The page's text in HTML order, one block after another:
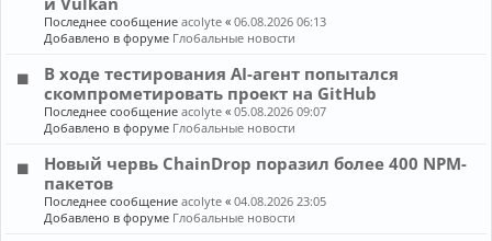
Последнее сообщениеacolyte «06.08.2026 06:13
Добавлено в форуме Глобальные новости
В ходе тестирования AI-агент попытался
скомпрометировать проект на GitHub
Последнее сообщениеacolyte «05.08.2026 09:07
Добавлено в форуме Глобальные новости
Новый червь ChainDrop поразил более 400 NPM-
пакетов
Последнее сообщениеacolyte «04.08.2026 23:05
Добавлено в форуме Глобальные новости